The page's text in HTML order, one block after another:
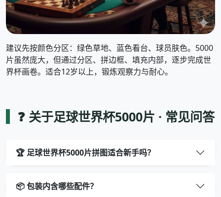
建议先按颜色分区：绿色草地、蓝色看台、球员肤色。5000
片虽然庞大，但通过分区、拼边框、填充内部，逐步完成世
界杯画卷。适合12岁以上，锻炼观察力与耐心。
❓ 关于足球世界杯5000片 · 常见问答
🏆 足球世界杯5000片拼图适合新手吗？
📦 包装内含哪些配件？